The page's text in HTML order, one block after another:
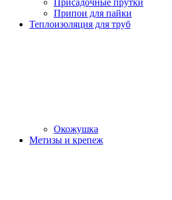
Присадочные прутки
Припои для пайки
Теплоизоляция для труб
Окожушка
Метизы и крепеж